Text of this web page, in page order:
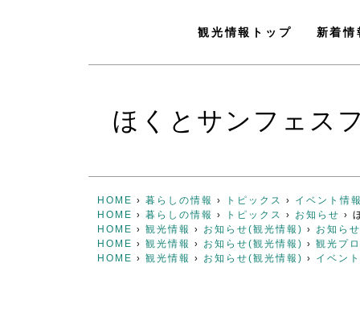
観光情報トップ 新着情
ほくとサンフェス
HOME › 暮らしの情報 › トピックス ›
イベント情
HOME › 暮らしの情報 › トピックス › お知らせ ›
HOME › 観光情報 › お知らせ(観光情報) ›
お知らせ
HOME › 観光情報 › お知らせ(観光情報) › 観光プ
HOME › 観光情報 › お知らせ(観光情報) › イベント